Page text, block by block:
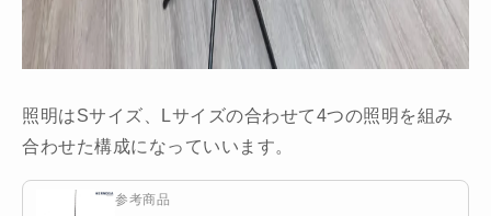
照明はSサイズ、Lサイズの合わせて4つの照明を組み
合わせた構成になっていいます。
参考商品